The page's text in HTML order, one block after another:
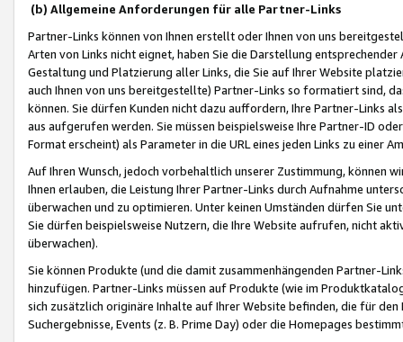
(b) Allgemeine Anforderungen für alle Partner-Links
Partner-Links können von Ihnen erstellt oder Ihnen von uns
Arten von Links nicht eignet, haben Sie die Darstellung
Gestaltung und Platzierung aller Links, die Sie auf Ihrer Website
auch Ihnen von uns bereitgestellte) Partner-Links so formatiert sind,
können. Sie dürfen Kunden nicht dazu auffordern, Ihre Partner-Links
aus aufgerufen werden. Sie müssen beispielsweise Ihre Partner-ID
Format erscheint) als Parameter in die URL eines jeden Links zu einer
Auf Ihren Wunsch, jedoch vorbehaltlich unserer Zustimmung, können
Ihnen erlauben, die Leistung Ihrer Partner-Links durch Aufnahme
überwachen und zu optimieren. Unter keinen Umständen dürfen Sie
Sie dürfen beispielsweise Nutzern, die Ihre Website aufrufen, nicht
überwachen).
Sie können Produkte (und die damit zusammenhängenden Partner-
hinzufügen. Partner-Links müssen auf Produkte (wie im
sich zusätzlich originäre Inhalte auf Ihrer Website befinden, die für
Suchergebnisse, Events (z. B. Prime Day) oder die Homepages